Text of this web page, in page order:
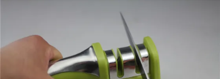
DEL
SITO